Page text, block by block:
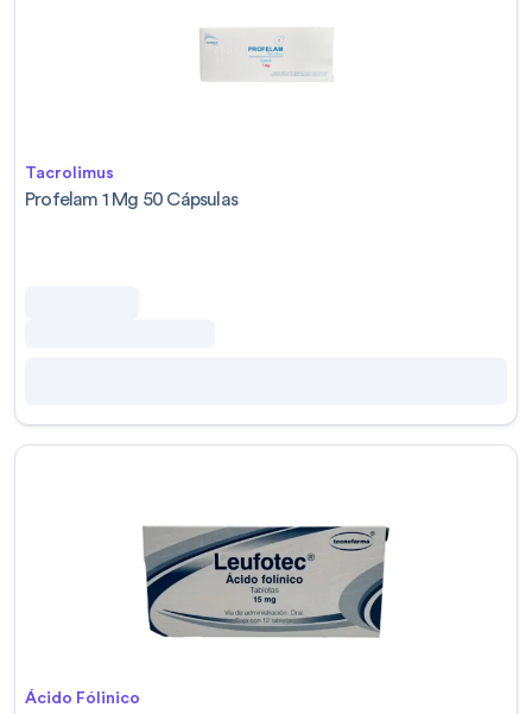
Tacrolimus
Profelam 1 Mg 50 Cápsulas
Ácido Fólinico